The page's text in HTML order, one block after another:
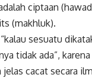
ciptaan
(makhluk).
sesuatu
tidak ada”,
cacat secara